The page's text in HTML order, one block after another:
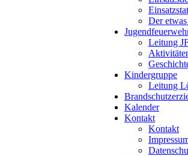
Der
Leitung
Kindergruppe
Leitung
Kalender
Kontakt
Kontakt